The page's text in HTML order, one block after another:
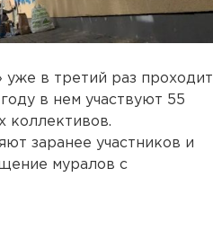
в третий раз проходит
в нем участвуют 55
коллективов.
заранее участников и
муралов с